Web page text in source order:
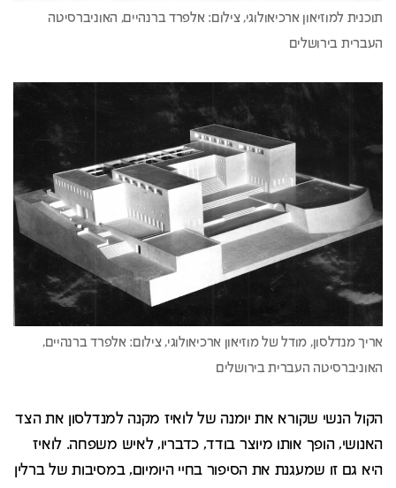
הקול הנשי שקורא את יומנה של לואיז מקנה למנדלסון את הצד
האנושי, הופך אותו מיוצר בודד, כדבריו, לאיש משפחה. לואיז
היא גם זו שמעגנת את הסיפור בחיי היומיום, במסיבות של ברלין